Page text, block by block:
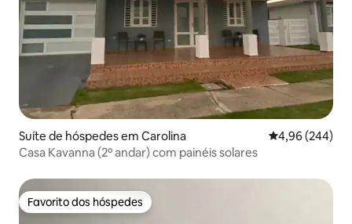
Suíte de hóspedes em Carolina Classificação
4,96 (244)
Casa Kavanna (2º andar) com painéis solares
Favorito dos hóspedes
Favorito dos hóspedes